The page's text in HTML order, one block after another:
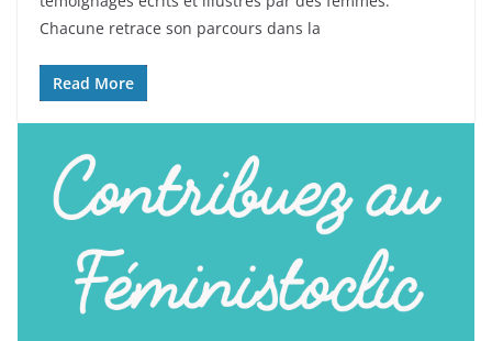
Chacune retrace son parcours dans la
Read More